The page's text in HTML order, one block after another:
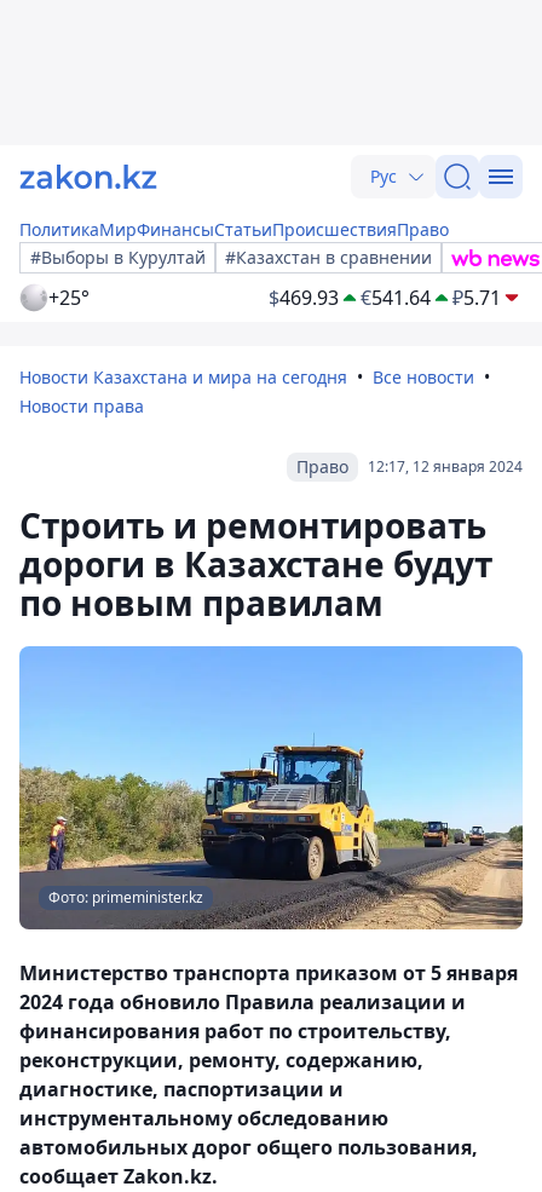
Рус
ПолитикаМирФинансыСтатьиПроисшествияПраво
#Выборы в Курултай
#Казахстан в сравнении
+25° $469.93 €541.64 ₽5.71
Новости Казахстана и мира на сегодня
Все новости
Новости права
12:17, 12 января 2024
Право
Строить и ремонтировать
дороги в Казахстане будут
по новым правилам
Фото: primeminister.kz
Министерство транспорта приказом от 5 января
2024 года обновило Правила реализации и
финансирования работ по строительству,
реконструкции, ремонту, содержанию,
диагностике, паспортизации и
инструментальному обследованию
автомобильных дорог общего пользования,
сообщает Zakon.kz.